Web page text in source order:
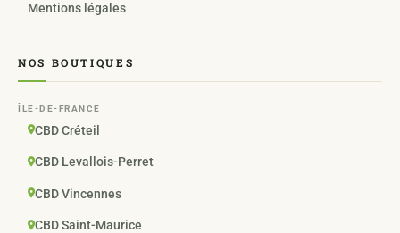
Mentions légales
NOS BOUTIQUES
ÎLE-DE-FRANCE
CBD Créteil
CBD Levallois-Perret
CBD Vincennes
CBD Saint-Maurice